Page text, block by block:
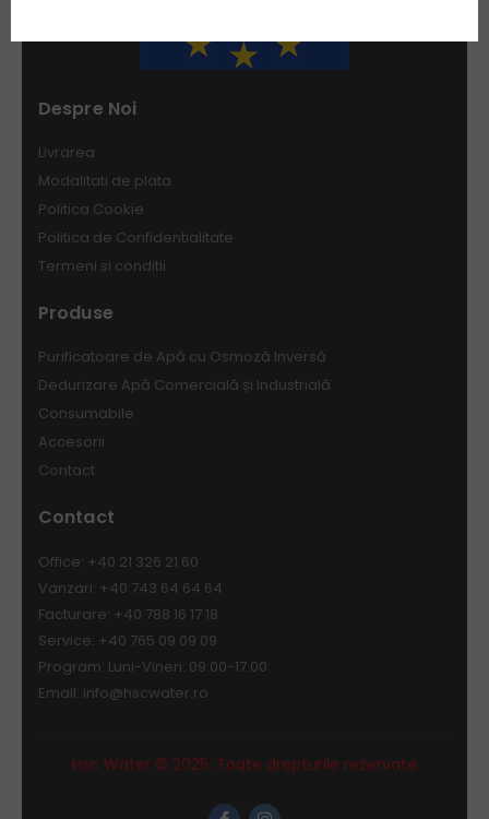
Despre Noi
Livrarea
Modalitati de plata
Politica Cookie
Politica de Confidentialitate
Termeni si conditii
Produse
Purificatoare de Apă cu Osmoză Inversă
Dedurizare Apă Comercială și Industrială
Consumabile
Accesorii
Contact
Contact
Office: +40 21 326 21 60
Vanzari: +40 743 64 64 64
Facturare: +40 788 16 17 18
Service: +40 765 09 09 09
Program: Luni-Vineri: 09.00-17.00
Email: info@hscwater.ro
Hsc Water © 2025. Toate drepturile rezervate